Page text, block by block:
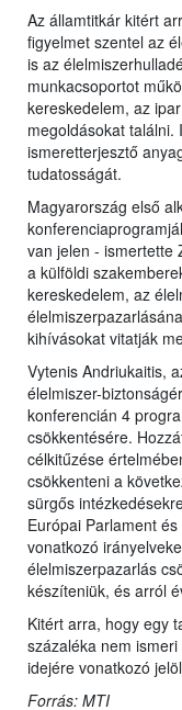
Az államtitkár kitért
figyelmet szentel az
is az
munkacsoportot
kereskedelem, az
megoldásokat találni.
ismeretterjesztő
tudatosságát.
Magyarország első
van jelen - ismertette
a külföldi
kereskedelem, az
kihívásokat vitatják
Vytenis Andriukaitis,
élelmiszer-
konferencián 4
csökkentésére.
célkitűzése
csökkenteni a
sürgős
Európai Parlament
vonatkozó
élelmiszerpazarlás
készíteniük, és arról
Kitért arra, hogy egy
százaléka nem
idejére vonatkozó
Forrás: MTI